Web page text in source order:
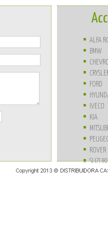
ALFA
BMW
FORD
IVECO
KIA
ROVER
SUZUKI